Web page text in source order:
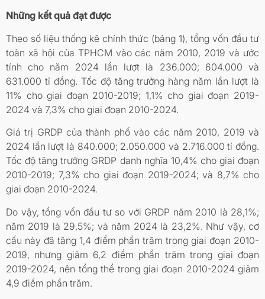
Những kết quả đạt được
Theo số liệu thống kê chính thức (bảng 1), tổng vốn đầu tư
toàn xã hội của TPHCM vào các năm 2010, 2019 và ước
tính cho năm 2024 lần lượt là 236.000; 604.000 và
631.000 tỉ đồng. Tốc độ tăng trưởng hàng năm lần lượt là
11% cho giai đoạn 2010-2019; 1,1% cho giai đoạn 2019-
2024 và 7,3% cho giai đoạn 2010-2024.
Giá trị GRDP của thành phố vào các năm 2010, 2019 và
2024 lần lượt là 840.000; 2.050.000 và 2.716.000 tỉ đồng.
Tốc độ tăng trưởng GRDP danh nghĩa 10,4% cho giai đoạn
2010-2019; 7,3% cho giai đoạn 2019-2024; và 8,7% cho
giai đoạn 2010-2024.
Do vậy, tổng vốn đầu tư so với GRDP năm 2010 là 28,1%;
năm 2019 là 29,5%; và năm 2024 là 23,2%. Như vậy, cơ
cấu này đã tăng 1,4 điểm phần trăm trong giai đoạn 2010-
2019, nhưng giảm 6,2 điểm phần trăm trong giai đoạn
2019-2024, nên tổng thể trong giai đoạn 2010-2024 giảm
4,9 điểm phần trăm.